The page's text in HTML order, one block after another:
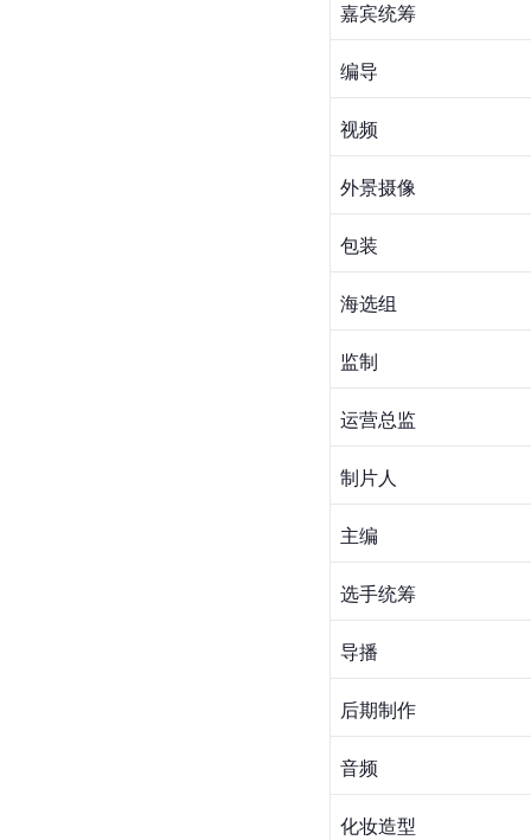
嘉宾统筹
编导
视频
外景摄像
包装
海选组
监制
运营总监
制片人
主编
选手统筹
导播
后期制作
音频
化妆造型